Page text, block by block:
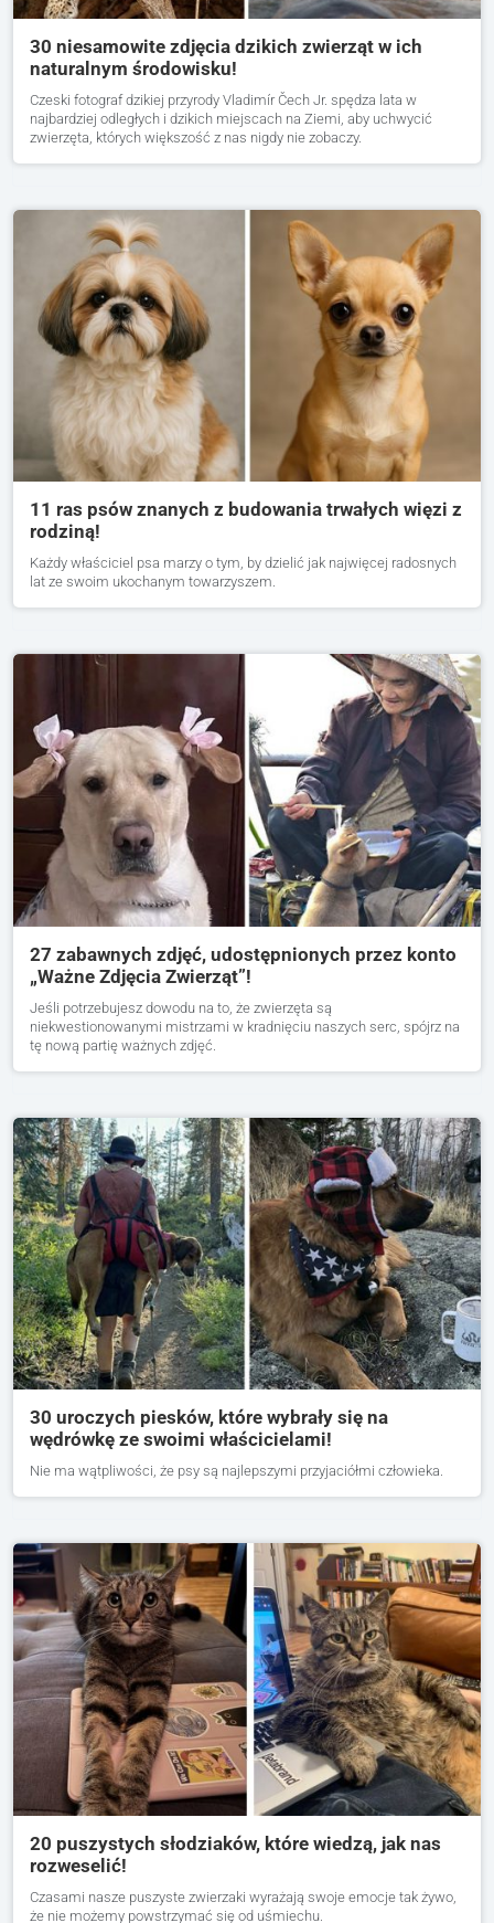
30 niesamowite zdjęcia dzikich zwierząt w ich
naturalnym środowisku!
Czeski fotograf dzikiej przyrody Vladimír Čech Jr. spędza lata w
najbardziej odległych i dzikich miejscach na Ziemi, aby uchwycić
zwierzęta, których większość z nas nigdy nie zobaczy.
11 ras psów znanych z budowania trwałych więzi z
rodziną!
Każdy właściciel psa marzy o tym, by dzielić jak najwięcej radosnych
lat ze swoim ukochanym towarzyszem.
27 zabawnych zdjęć, udostępnionych przez konto
„Ważne Zdjęcia Zwierząt”!
Jeśli potrzebujesz dowodu na to, że zwierzęta są
niekwestionowanymi mistrzami w kradnięciu naszych serc, spójrz na
tę nową partię ważnych zdjęć.
30 uroczych piesków, które wybrały się na
wędrówkę ze swoimi właścicielami!
Nie ma wątpliwości, że psy są najlepszymi przyjaciółmi człowieka.
20 puszystych słodziaków, które wiedzą, jak nas
rozweselić!
Czasami nasze puszyste zwierzaki wyrażają swoje emocje tak żywo,
że nie możemy powstrzymać się od uśmiechu.